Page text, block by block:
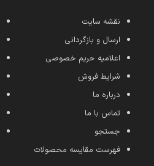
نقشه سایت
ارسال و بازگردانی
اعلامیه حریم خصوصی
شرایط فروش
درباره ما
تماس با ما
جستجو
فهرست مقایسه محصولات